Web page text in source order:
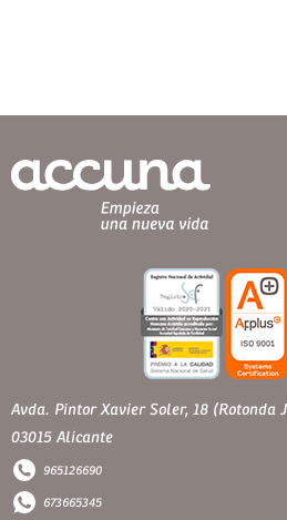
Avda. Pintor Xavier Soler, 18 (Rotonda
03015 Alicante
965126690
673665345